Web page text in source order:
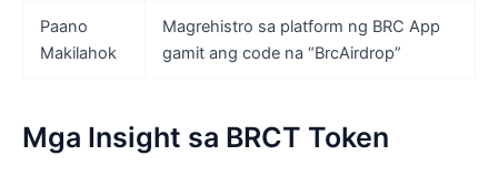
Paano
Makilahok
Magrehistro sa platform ng BRC App
gamit ang code na “BrcAirdrop”
Mga Insight sa BRCT Token